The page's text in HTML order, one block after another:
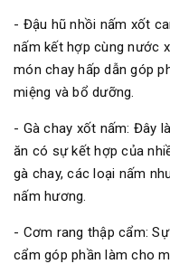
- Đậu hũ nhồi nấm xốt
nấm kết hợp cùng nước
món chay hấp dẫn góp
miệng và bổ dưỡng.
- Gà chay xốt nấm: Đây
ăn có sự kết hợp của
gà chay, các loại nấm
nấm hương.
- Cơm rang thập cẩm:
cẩm góp phần làm cho